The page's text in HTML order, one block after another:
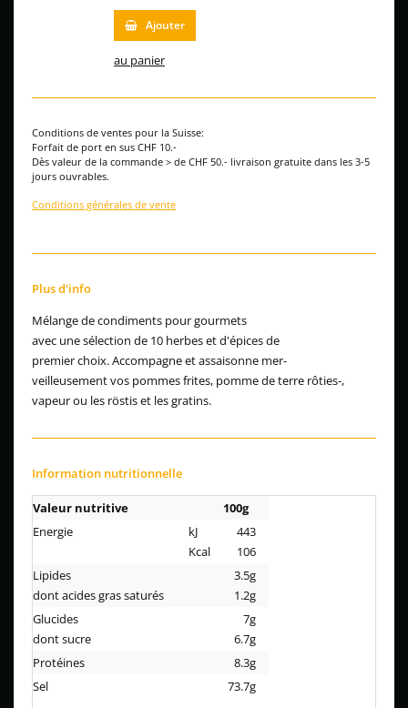
Ajouter
au panier
Conditions de ventes pour la Suisse:
Forfait de port en sus CHF 10.-
Dès valeur de la commande > de CHF 50.- livraison gratuite dans les 3-5
jours ouvrables.
Conditions générales de vente
Plus d'info
Mélange de condiments pour gourmets
avec une sélection de 10 herbes et d'épices de
premier choix. Accompagne et assaisonne mer-
veilleusement vos pommes frites, pomme de terre rôties-,
vapeur ou les röstis et les gratins.
Information nutritionnelle
Valeur nutritive
100g
Energie
kJ
Kcal
443
106
Lipides
dont acides gras saturés
3.5g
1.2g
Glucides
dont sucre
7g
6.7g
Protéines
8.3g
Sel
73.7g